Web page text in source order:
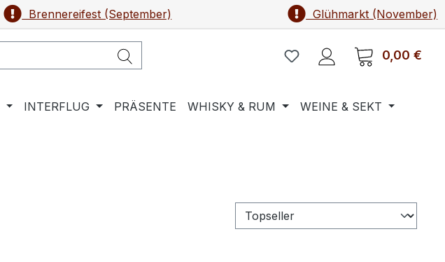
Brennereifest (September) Glühmarkt (November)
0,00 €
INTERFLUG PRÄSENTE WHISKY & RUM
WEINE & SEKT